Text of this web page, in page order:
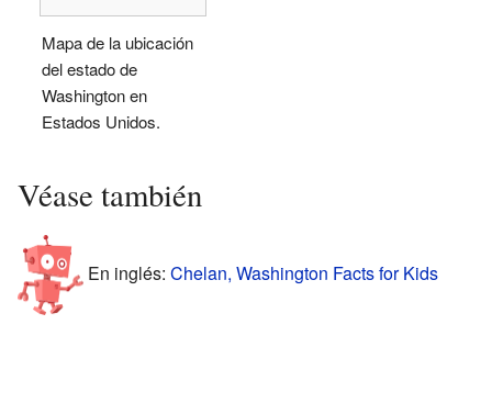
Mapa de la ubicación
del estado de
Washington en
Estados Unidos.
Véase también
En inglés: Chelan, Washington Facts for Kids